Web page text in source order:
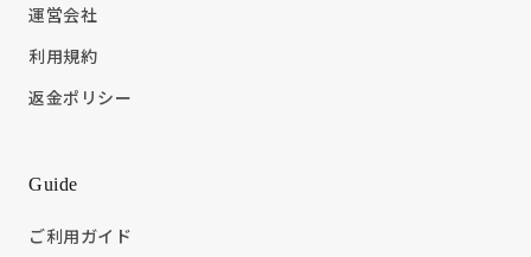
運営会社
利用規約
返金ポリシー
Guide
ご利用ガイド